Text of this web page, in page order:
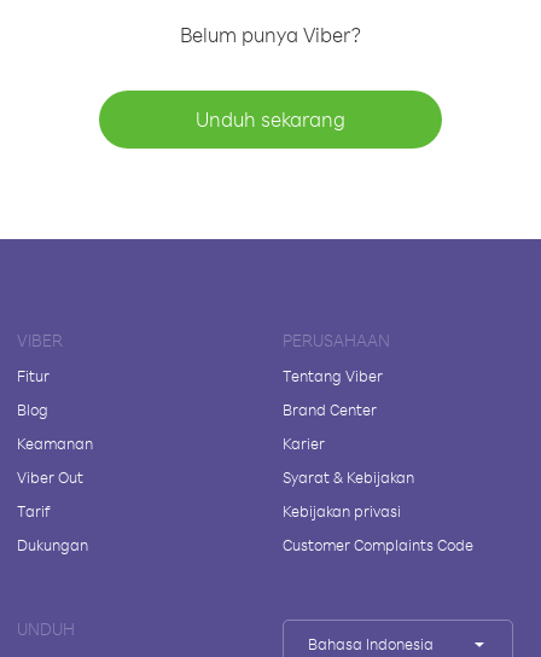
Belum punya Viber?
Unduh sekarang
VIBER
Fitur
Blog
Keamanan
Viber Out
Tarif
Dukungan
PERUSAHAAN
Tentang Viber
Brand Center
Karier
Syarat & Kebijakan
Kebijakan privasi
Customer Complaints Code
UNDUH
Bahasa Indonesia